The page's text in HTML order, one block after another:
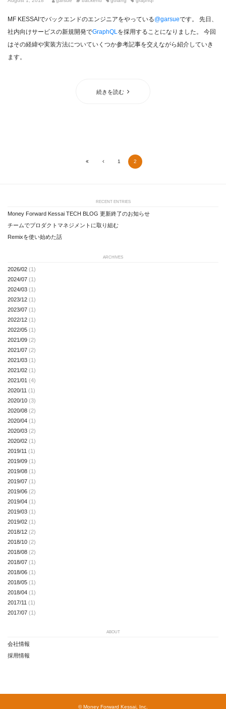
MF KESSAIでバックエンドのエンジニアをやっている@garsueです。 先日、
社内向けサービスの新規開発でGraphQLを採用することになりました。 今回
はその経緯や実装方法についていくつか参考記事を交えながら紹介していき
ます。
続きを読む
1 2
RECENT ENTRIES
Money Forward Kessai TECH BLOG 更新終了のお知らせ
チームでプロダクトマネジメントに取り組む
Remixを使い始めた話
ARCHIVES
2026/02 (1)
2024/07 (1)
2024/03 (1)
2023/12 (1)
2023/07 (1)
2022/12 (1)
2022/05 (1)
2021/09 (2)
2021/07 (2)
2021/03 (1)
2021/02 (1)
2021/01 (4)
2020/11 (1)
2020/10 (3)
2020/08 (2)
2020/04 (1)
2020/03 (2)
2020/02 (1)
2019/11 (1)
2019/09 (1)
2019/08 (1)
2019/07 (1)
2019/06 (2)
2019/04 (1)
2019/03 (1)
2019/02 (1)
2018/12 (2)
2018/10 (2)
2018/08 (2)
2018/07 (1)
2018/06 (1)
2018/05 (1)
2018/04 (1)
2017/11 (1)
2017/07 (1)
ABOUT
会社情報
採用情報
© Money Forward Kessai, Inc.